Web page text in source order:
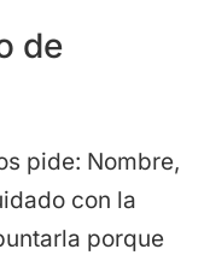
de
pide: Nombre,
con la
porque